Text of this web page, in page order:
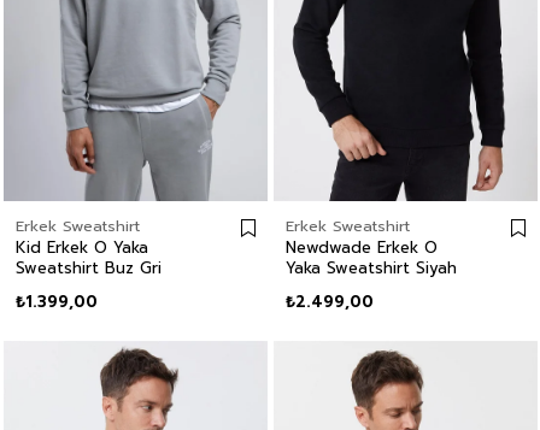
Erkek Sweatshirt
Kid Erkek O Yaka
Sweatshirt Buz Gri
₺1.399,00
Erkek Sweatshirt
Newdwade Erkek O
Yaka Sweatshirt Siyah
₺2.499,00